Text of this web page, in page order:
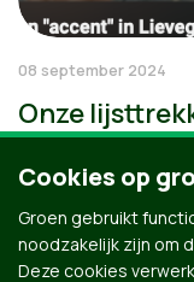
08 september 2024
Onze
Cookies op
Groen gebruikt
noodzakelijk zijn om
Deze cookies